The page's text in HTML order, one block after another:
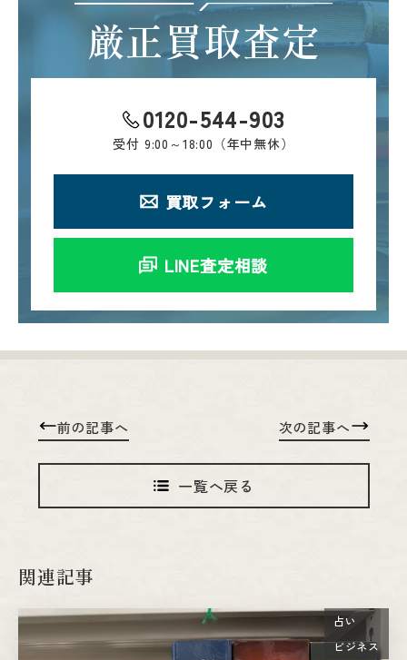
厳正買取査定
0120-544-903
受付 9:00～18:00（年中無休）
買取フォーム
LINE査定相談
前の記事へ
一覧へ戻る
次の記事へ
関連記事
占い
ビジネス